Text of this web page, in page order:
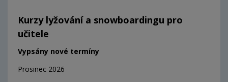
Kurzy lyžování a snowboardingu pro
učitele
Vypsány nové termíny
Prosinec 2026